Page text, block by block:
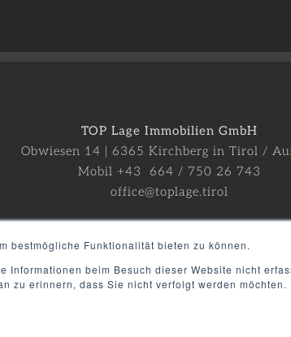
bestmögliche Funktionalität bieten zu können.
Informationen beim Besuch dieser Website nicht
zu erinnern, dass Sie nicht verfolgt werden möchten.
TOP Lage Immobilien GmbH
Obwiesen 14 | 6365 Kirchberg in Tirol /
Mobil +43 664 / 750 26 743
office@toplage.tirol
Datenschutzerklärung Impressum